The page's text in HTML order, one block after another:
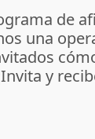
de
una
y